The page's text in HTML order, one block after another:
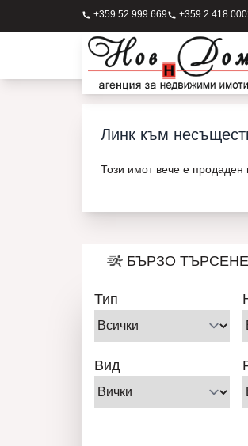
+359 52 999 669 +359 2 418
Линк към
Този имот вече е
БЪРЗО ТЪРСЕНЕ
Тип
Вид